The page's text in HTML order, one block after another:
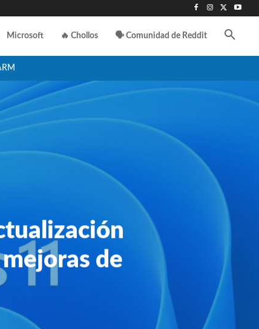
Microsoft 🔥 Chollos 🗣️ Comunidad de Reddit
de